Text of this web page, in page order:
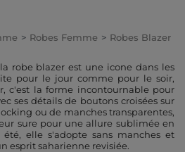
Robes Femme Robes Blazer
robe blazer est une icone dans les
pour le jour comme pour le soir,
c'est la forme incontournable pour
ses détails de boutons croisées sur
ou de manches transparentes,
sure pour une allure sublimée en
été, elle s'adopte sans manches et
esprit saharienne revisiée.